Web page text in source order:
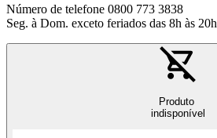
Número de telefone 0800 773 3838
Seg. à Dom. exceto feriados das 8h às 20h
Produto
indisponível